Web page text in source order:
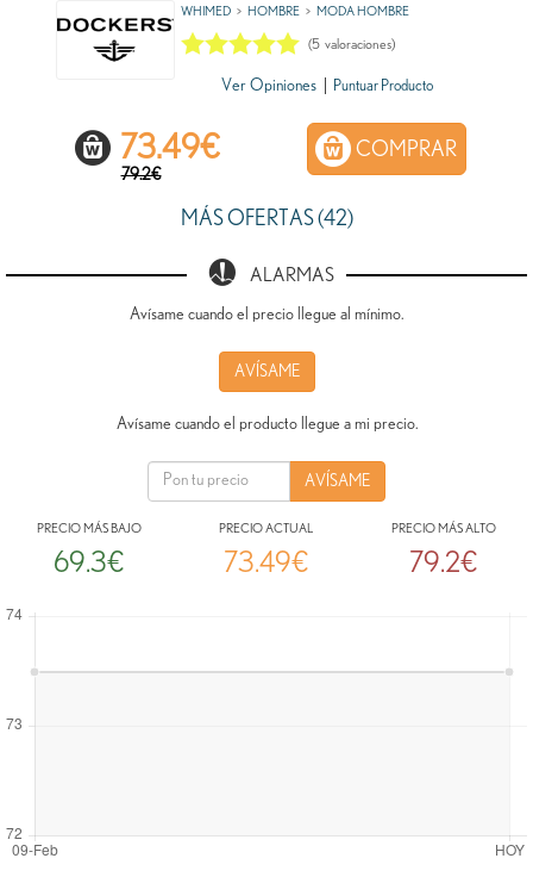
WHIMED HOMBRE MODA HOMBRE
(5 valoraciones)
Ver Opiniones Puntuar Producto
79.2€
73.49€ COMPRAR
MÁS OFERTAS (42)
ALARMAS
Avísame cuando el precio llegue al mínimo.
AVÍSAME
Avísame cuando el producto llegue a mi precio.
PRECIO MÁS BAJO
69.3€
PRECIO ACTUAL
73.49€
PRECIO MÁS ALTO
79.2€